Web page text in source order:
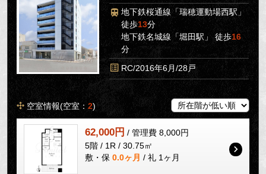
地下鉄桜通線「瑞穂運動場西駅」
徒歩13分
地下鉄名城線「堀田駅」 徒歩16
分
RC/2016年6月/28戸
空室情報(空室：2)
62,000円 / 管理費 8,000円
5階 / 1R / 30.75㎡
敷・保 0.0ヶ月 / 礼 1ヶ月